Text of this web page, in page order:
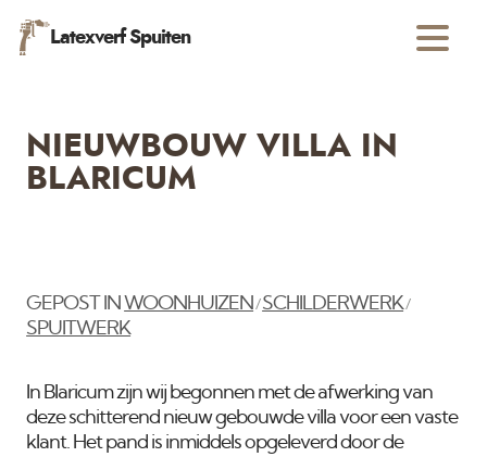
Latexverf Spuiten
NIEUWBOUW VILLA IN
BLARICUM
GEPOST IN WOONHUIZEN /SCHILDERWERK/
SPUITWERK
In Blaricum zijn wij begonnen met de afwerking van
deze schitterend nieuw gebouwde villa voor een vaste
klant. Het pand is inmiddels opgeleverd door de